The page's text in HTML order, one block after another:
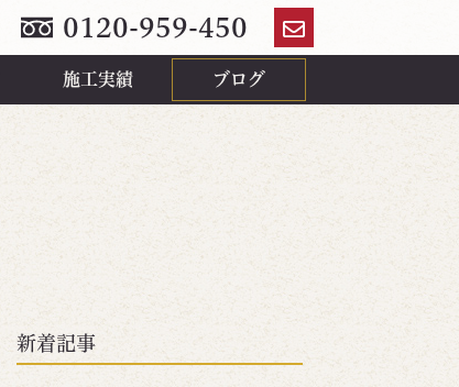
0120-959-450
お
問
い
施工実績 ブログ
新着記事